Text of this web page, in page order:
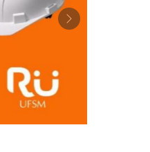
Next